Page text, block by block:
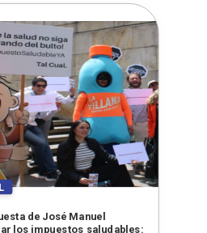
de José Manuel
los impuestos saludables: